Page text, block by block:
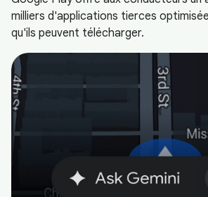
milliers d'applications tierces
qu'ils peuvent télécharger.